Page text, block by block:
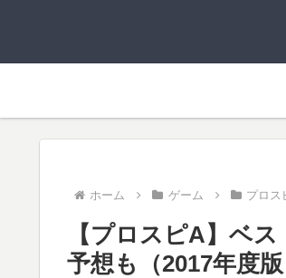
ホーム ゲーム プロス
【プロスピA】ベ
予想も（2017年度版